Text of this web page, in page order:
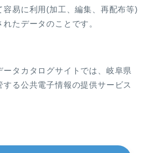
容易に利用(加工、編集、再配布等)
たデータのことです。
タカタログサイトでは、岐阜県
る公共電子情報の提供サービス